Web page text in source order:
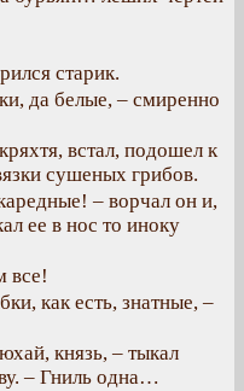
старик.
да белые, – смиренно
встал, подошел к
сушеных грибов.
– ворчал он и,
ее в нос то иноку
все!
как есть, знатные, –
князь, – тыкал
– Гниль одна…